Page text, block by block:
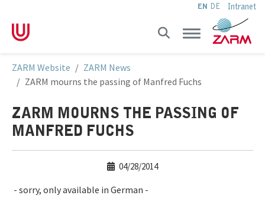
EN DE Intranet
ZARM Website
ZARM News
ZARM mourns the passing of Manfred Fuchs
ZARM MOURNS THE PASSING OF
MANFRED FUCHS
04/28/2014
- sorry, only available in German -